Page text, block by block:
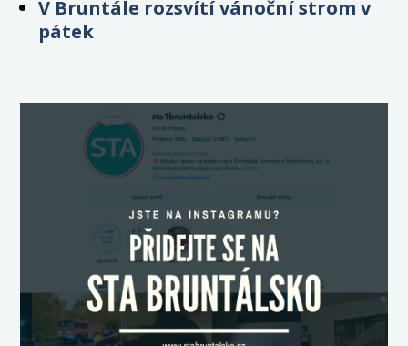
V Bruntále rozsvítí vánoční strom v
pátek